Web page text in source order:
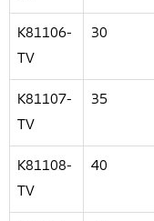
K81106-
TV
30
K81107-
TV
35
K81108-
TV
40